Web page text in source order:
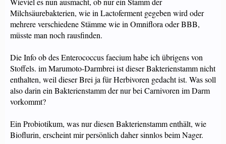
Milchsäurebakterien, wie in Lactoferment gegeben wird oder
mehrere verschiedene Stämme wie in Omniflora oder BBB,
müsste man noch rausfinden.
Die Info ob des Enterococcus faecium habe ich übrigens von
Stoffels. im Marumoto-Darmbrei ist dieser Bakterienstamm nicht
enthalten, weil dieser Brei ja für Herbivoren gedacht ist. Was soll
also darin ein Bakterienstamm der nur bei Carnivoren im Darm
vorkommt?
Ein Probiotikum, was nur diesen Bakterienstamm enthält, wie
Bioflurin, erscheint mir persönlich daher sinnlos beim Nager.